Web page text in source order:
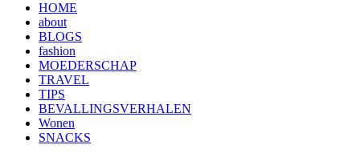
HOME
about
BLOGS
fashion
MOEDERSCHAP
TRAVEL
TIPS
BEVALLINGSVERHALEN
Wonen
SNACKS